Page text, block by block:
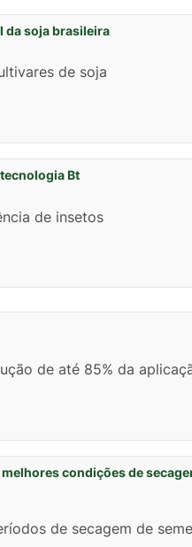
da soja brasileira
de soja
Bt
de insetos
de até 85% da
condições de
de secagem de